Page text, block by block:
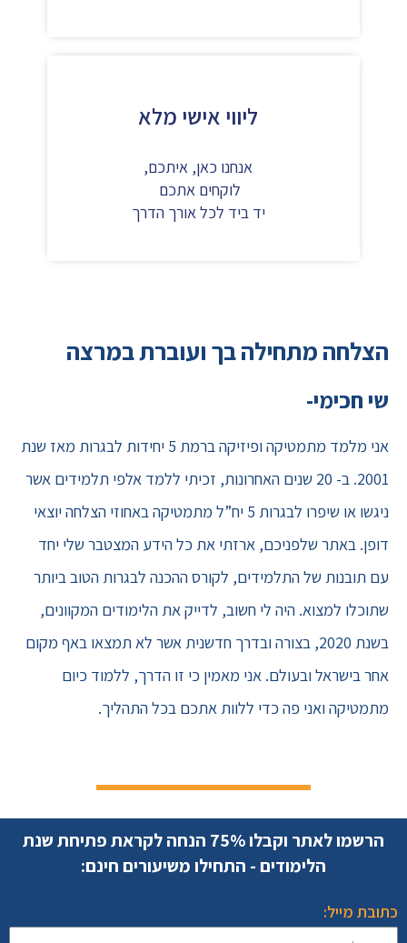
ליווי אישי מלא
אנחנו כאן, איתכם,
לוקחים אתכם
יד ביד לכל אורך הדרך
הצלחה מתחילה בך ועוברת במרצה
שי חכימי-
אני מלמד מתמטיקה ופיזיקה ברמת 5 יחידות לבגרות מאז שנת
2001. ב- 20 שנים האחרונות, זכיתי ללמד אלפי תלמידים אשר
ניגשו או שיפרו לבגרות 5 יח”ל מתמטיקה באחוזי הצלחה יוצאי
דופן. באתר שלפניכם, ארזתי את כל הידע המצטבר שלי יחד
עם תובנות של התלמידים, לקורס ההכנה לבגרות הטוב ביותר
שתוכלו למצוא. היה לי חשוב, לדייק את הלימודים המקוונים,
בשנת 2020, בצורה ובדרך חדשנית אשר לא תמצאו באף מקום
אחר בישראל ובעולם. אני מאמין כי זו הדרך, ללמוד כיום
מתמטיקה ואני פה כדי ללוות אתכם בכל התהליך.
הרשמו לאתר וקבלו 75% הנחה לקראת פתיחת שנת
הלימודים - התחילו משיעורים חינם:
כתובת מייל: